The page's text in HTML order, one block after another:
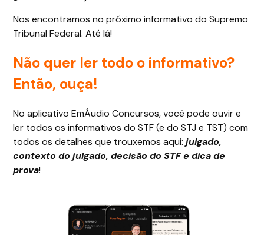
Nos encontramos no próximo informativo do Supremo
Tribunal Federal. Até lá!
Não quer ler todo o informativo?
Então, ouça!
No aplicativo EmÁudio Concursos, você pode ouvir e
ler todos os informativos do STF (e do STJ e TST) com
todos os detalhes que trouxemos aqui:julgado,
contexto do julgado, decisão do STF e dica de
prova!